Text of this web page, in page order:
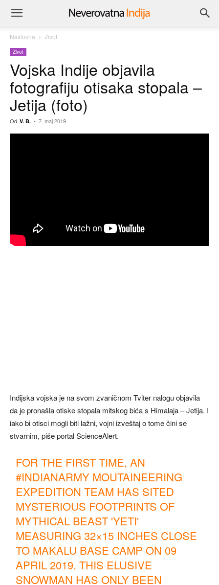
Naslovna Život
Život
Vojska Indije objavila
fotografiju otisaka stopala –
Jetija (foto)
Od V. B. - 7. maj 2019.
Indijska vojska je na svom zvaničnom Tviter nalogu objavila
da je pronašla otiske stopala mitskog bića s Himalaja – Jetija. I
iako bi otisci mogli biti lažni, vojni izveštaj o tome čini se
stvarnim, piše portal ScienceAlert.
FOR THE FIRST TIME, AN
#INDIANARMY MOUTAINEERING
EXPEDITION TEAM HAS SITED
MYSTERIOUS FOOTPRINTS OF
MYTHICAL BEAST 'YETI'
MEASURING 32×15 INCHES CLOSE
TO MAKALU BASE CAMP ON 09
APRIL 2019. THIS ELUSIVE
SNOWMAN HAS ONLY BEEN